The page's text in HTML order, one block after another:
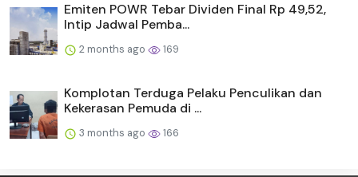
Emiten POWR Tebar Dividen Final Rp 49,52,
Intip Jadwal Pemba...
2 months ago 169
Komplotan Terduga Pelaku Penculikan dan
Kekerasan Pemuda di ...
3 months ago 166